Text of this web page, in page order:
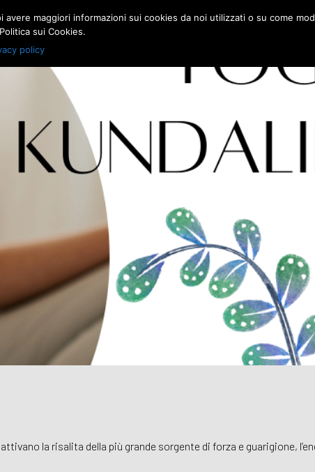
la risalita della più grande sorgente di forza e guarigione,
maggiori informazioni sui cookies da noi utilizzati o su come
sui Cookies.
policy